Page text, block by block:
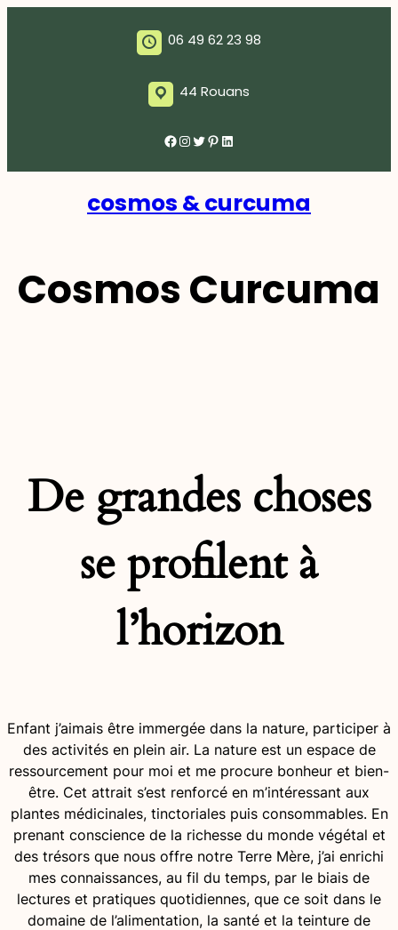
06 49 62 23 98
44 Rouans
Facebook InstagramTwitter Pinterest LinkedIn
cosmos & curcuma
Cosmos Curcuma
De grandes choses
se profilent à
l’horizon
Enfant j’aimais être immergée dans la nature, participer à
des activités en plein air. La nature est un espace de
ressourcement pour moi et me procure bonheur et bien-
être. Cet attrait s’est renforcé en m’intéressant aux
plantes médicinales, tinctoriales puis consommables. En
prenant conscience de la richesse du monde végétal et
des trésors que nous offre notre Terre Mère, j’ai enrichi
mes connaissances, au fil du temps, par le biais de
lectures et pratiques quotidiennes, que ce soit dans le
domaine de l’alimentation, la santé et la teinture de